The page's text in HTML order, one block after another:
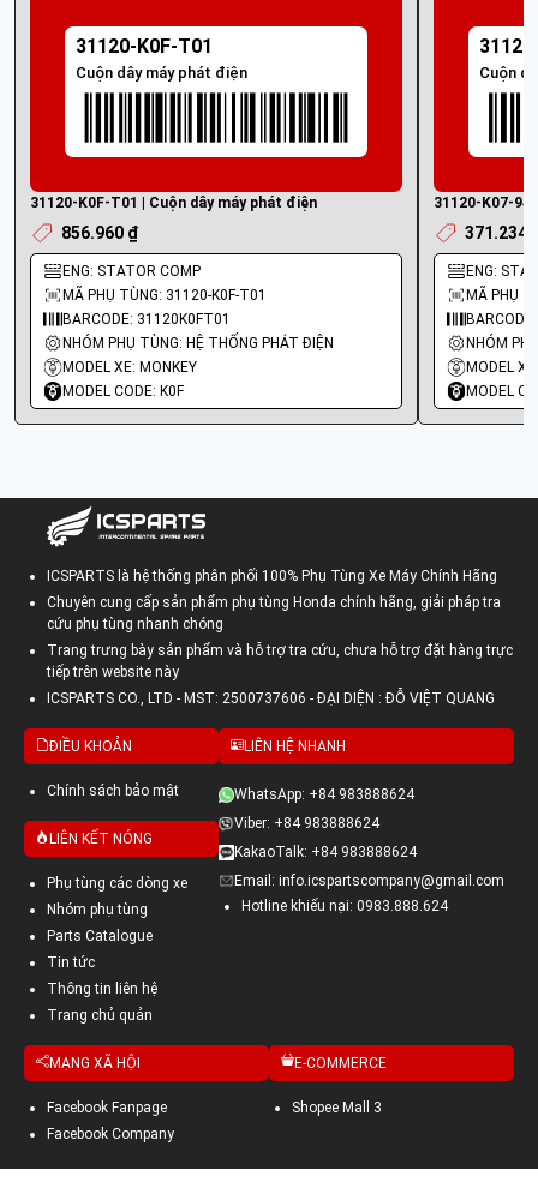
31120-K0F-T01
Cuộn dây máy phát điện
31120-K0F-T01 | Cuộn dây máy phát điện
856.960 ₫
ENG: STATOR COMP
MÃ PHỤ TÙNG: 31120-K0F-T01
BARCODE: 31120K0FT01
NHÓM PHỤ TÙNG: HỆ THỐNG PHÁT ĐIỆN
MODEL XE: MONKEY
MODEL CODE: K0F
Cuộn
31120-K07-
371.234
ENG:
MÃ PHỤ
NHÓM
MODEL
MODEL
ICSPARTS là hệ thống phân phối 100% Phụ Tùng Xe Máy Chính Hãng
Chuyên cung cấp sản phẩm phụ tùng Honda chính hãng, giải pháp tra
cứu phụ tùng nhanh chóng
Trang trưng bày sản phẩm và hỗ trợ tra cứu, chưa hỗ trợ đặt hàng trực
tiếp trên website này
ICSPARTS CO., LTD - MST: 2500737606 - ĐẠI DIỆN : ĐỖ VIỆT QUANG
ĐIỀU KHOẢN
Chính sách bảo mật
LIÊN KẾT NÓNG
Phụ tùng các dòng xe
Nhóm phụ tùng
Parts Catalogue
Tin tức
Thông tin liên hệ
Trang chủ quản
LIÊN HỆ NHANH
WhatsApp: +84 983888624
Viber: +84 983888624
KakaoTalk: +84 983888624
Email: info.icspartscompany@gmail.com
Hotline khiếu nại: 0983.888.624
MẠNG XÃ HỘI
Facebook Fanpage
Facebook Company
E-COMMERCE
Shopee Mall 3